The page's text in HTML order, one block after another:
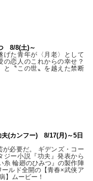
8/8(土)～
げた青年が〈月老〉として
の恋人のこれからの幸せ？
と〝この世〟を越えた禁断
夫(カンフー) 8/17(月)～5日
が必要だ。 ギデンズ・コー
ジー小説『功夫』発表から
輪廻のひみつ』の製作陣
ルド全開の【青春×武侠ア
】ムービー！